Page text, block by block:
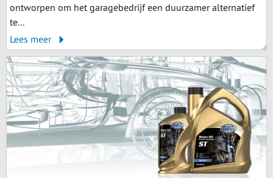
ontworpen om het garagebedrijf een duurzamer alternatief
te...
Lees meer